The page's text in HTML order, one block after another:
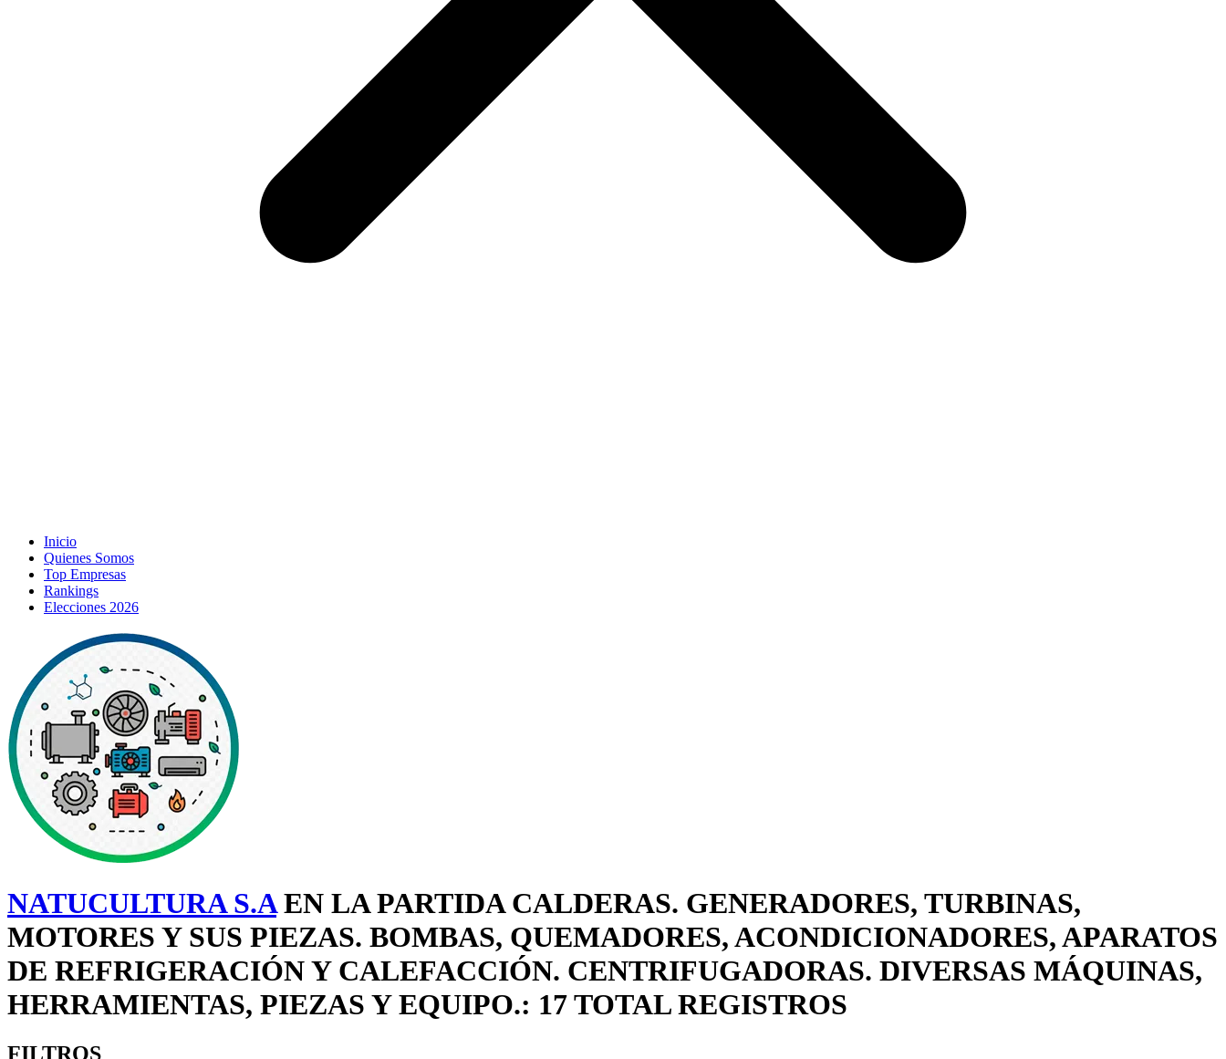
Inicio
Quienes Somos
Top Empresas
Rankings
Elecciones 2026
NATUCULTURA S.AEN LA PARTIDA CALDERAS. GENERADORES, TURBINAS,
MOTORES Y SUS PIEZAS. BOMBAS, QUEMADORES, ACONDICIONADORES, APARATOS
DE REFRIGERACIÓN Y CALEFACCIÓN. CENTRIFUGADORAS. DIVERSAS MÁQUINAS,
HERRAMIENTAS, PIEZAS Y EQUIPO.: 17 TOTAL REGISTROS
FILTROS